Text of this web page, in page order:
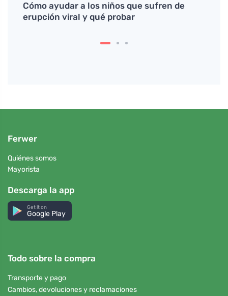
Cómo ayudar a los niños que sufren de
erupción viral y qué probar
Ferwer
Quiénes somos
Mayorista
Descarga la app
Get it on
Google Play
Todo sobre la compra
Transporte y pago
Cambios, devoluciones y reclamaciones